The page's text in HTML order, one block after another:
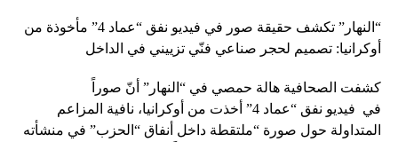
“النهار” تكشف حقيقة صور في فيديو نفق “عماد 4” مأخوذة من
أوكرانيا: تصميم لحجر صناعي فنّي تزييني في الداخل
كشفت الصحافية هالة حمصي في “النهار” أنّ صوراً
في فيديو
نفق “عماد 4” أخذت من أوكرانيا، نافية المزاعم
المتداولة حول صورة “ملتقطة داخل أنفاق “الحزب” في منشأته